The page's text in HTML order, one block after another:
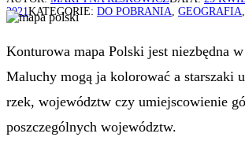
2021KATEGORIE: DO POBRANIA GEOGRAFIA
Konturowa mapa Polski jest niezbędna
Maluchy mogą ja kolorować a starszaki
rzek, województw czy umiejscowienie
poszczególnych województw.